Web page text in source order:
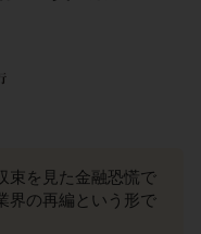
束を見た金融恐慌で
界の再編という形で